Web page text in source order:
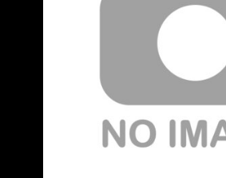
中，回憶起 他參加了麻吉
葛萊美獎歌手 Coco Jones
人是如此地相愛，激勵了
自己的愛情。 「Donovan 和